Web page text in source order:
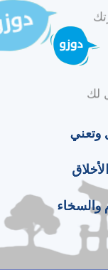
لك
وتعني
والسخاء